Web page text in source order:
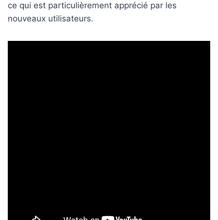
ce qui est particulièrement apprécié par les
nouveaux utilisateurs.